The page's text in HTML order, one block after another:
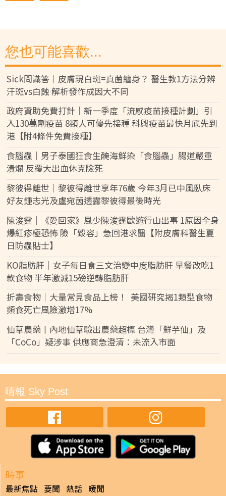
您也可能喜歡...
Sick問識答｜皮膚現白斑=真菌纏身？ 醫生教1方法分辨
汗斑vs白蝕 解析發作成因大不同
政府資助免費打針｜新一季度「流感疫苗接種計劃」引
入130萬劑疫苗 8類人可優先接種 科興疫苗最快月底先到
港【附4條件免費接種】
食腦蟲｜男子泰國狂食生醃海鮮染「食腦蟲」腸道嚴重
潰爛 反覆大出血休克險死
黎彼得離世｜黎彼得離世享年76歲 今年3月已中風臥床
好友鍾志光及盧宛茵透露黎彼得最後時光
陳浚霆｜《愛回家》風少陳浚霆歐遊行山出事 1原因全身
爆紅疹極恐怖 險「毀容」急回港求醫【附皮膚科醫生夏
日防蟲貼士】
KO脂肪肝｜女子每日食三文治變中度脂肪肝 早餐改吃1
款食物 半年激減15磅逆轉脂肪肝
折壽食物｜大量常見食品上榜！ 美國研究揭1類型食物
頻食死亡風險激增17%
仙草農藥丨內地仙草驗出農藥超標 台灣「鮮芋仙」及
「CoCo」疑涉事 供應商急澄清：未流入市面
晴報 Sky Post
時事
最新焦點 要聞 熱話 暖聞